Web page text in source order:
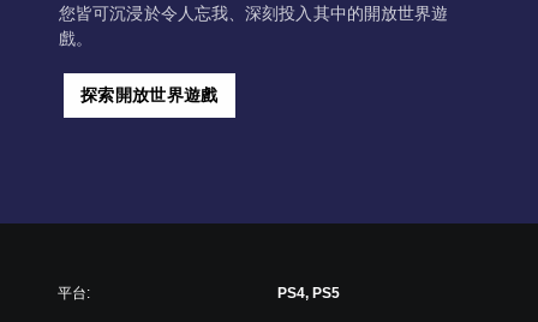
您皆可沉浸於令人忘我、深刻投入其中的開放世界遊
戲。
探索開放世界遊戲
平台: PS4, PS5